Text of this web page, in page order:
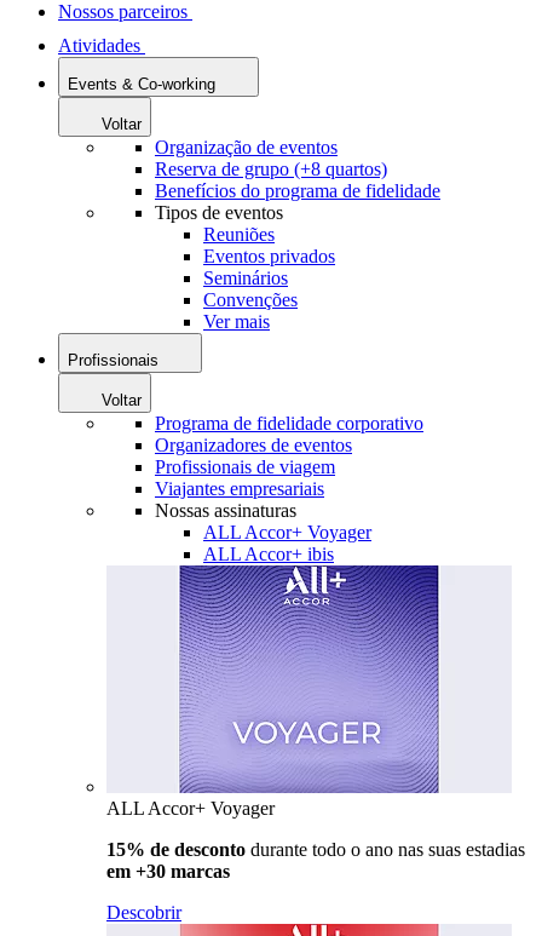
Nossos parceiros
Atividades
Events & Co-working
Voltar
Organização de eventos
Reserva de grupo (+8 quartos)
Benefícios do programa de fidelidade
Tipos de eventos
Reuniões
Eventos privados
Seminários
Convenções
Ver mais
Profissionais
Voltar
Programa de fidelidade corporativo
Organizadores de eventos
Profissionais de viagem
Viajantes empresariais
Nossas assinaturas
ALL Accor+ Voyager
ALL Accor+ ibis
ALL Accor+ Voyager
15% de desconto durante todo o ano nas suas estadias
em +30 marcas
Descobrir